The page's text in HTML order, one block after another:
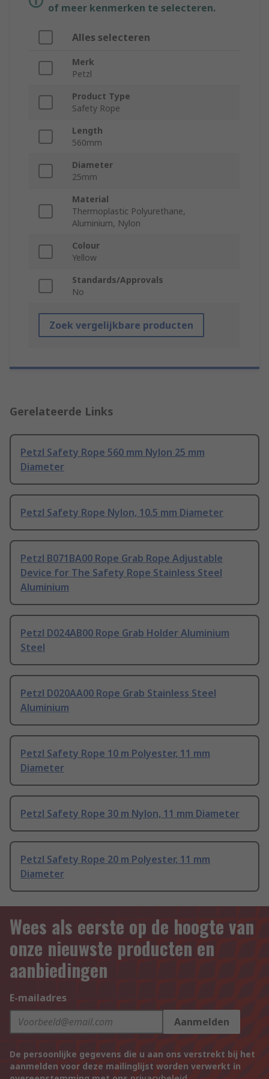
of meer kenmerken te selecteren.
Alles selecteren
Merk
Petzl
Product Type
Safety Rope
Length
560mm
Diameter
25mm
Material
Thermoplastic Polyurethane,
Aluminium, Nylon
Colour
Yellow
Standards/Approvals
No
Zoek vergelijkbare producten
Gerelateerde Links
Petzl Safety Rope 560 mm Nylon 25 mm
Diameter
Petzl Safety Rope Nylon, 10.5 mm Diameter
Petzl B071BA00 Rope Grab Rope Adjustable
Device for The Safety Rope Stainless Steel
Aluminium
Petzl D024AB00 Rope Grab Holder Aluminium
Steel
Petzl D020AA00 Rope Grab Stainless Steel
Aluminium
Petzl Safety Rope 10 m Polyester, 11 mm
Diameter
Petzl Safety Rope 30 m Nylon, 11 mm Diameter
Petzl Safety Rope 20 m Polyester, 11 mm
Diameter
Wees als eerste op de hoogte van
onze nieuwste producten en
aanbiedingen
E-mailadres
Aanmelden
De persoonlijke gegevens die u aan ons verstrekt bij het
aanmelden voor deze mailinglijst worden verwerkt in